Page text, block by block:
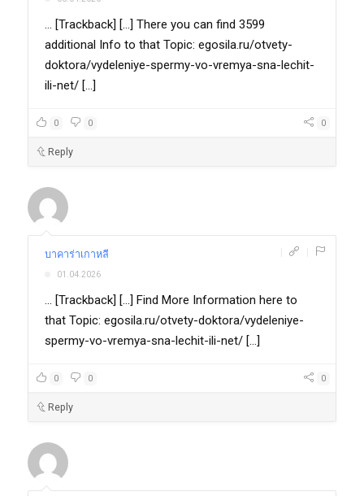
... [Trackback] [...] There you can find 3599
additional Info to that Topic: egosila.ru/otvety-
doktora/vydeleniye-spermy-vo-vremya-sna-lechit-
ili-net/ [...]
0 0 0
Reply
บาคาร่าเกาหลี
01.04.2026
... [Trackback] [...] Find More Information here to
that Topic: egosila.ru/otvety-doktora/vydeleniye-
spermy-vo-vremya-sna-lechit-ili-net/ [...]
0 0 0
Reply